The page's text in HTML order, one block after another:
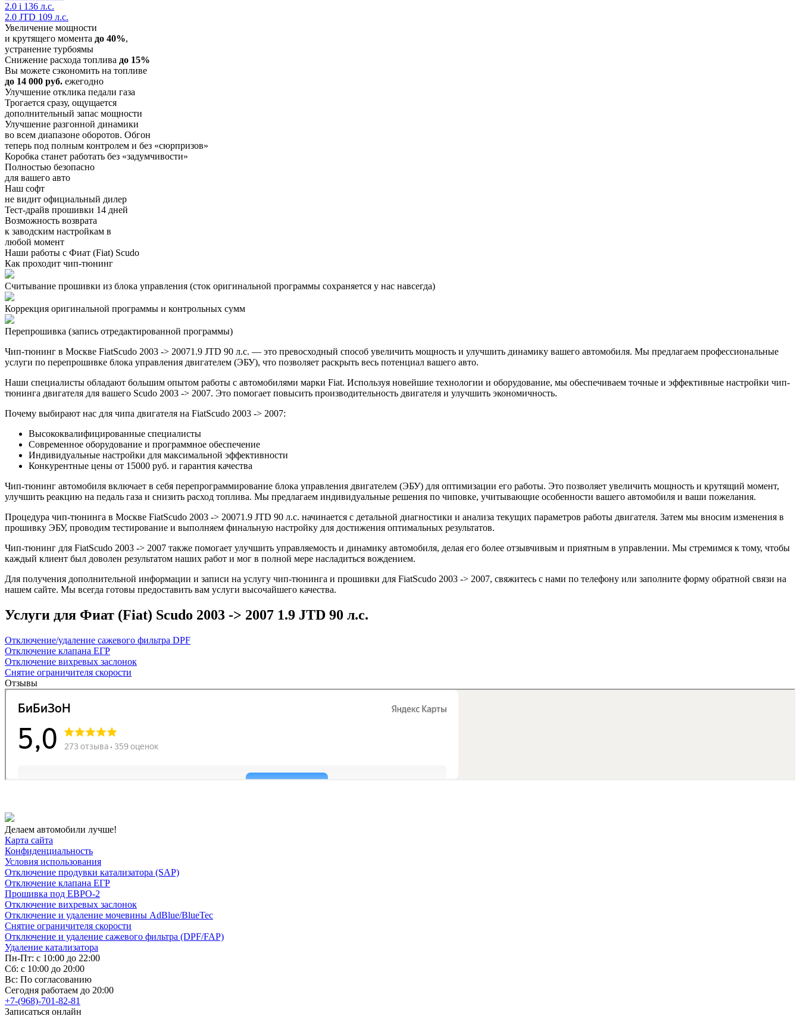
2.0 i 136 л.с.
2.0 JTD 109 л.с.
Увеличение мощности
и крутящего момента до 40%,
устранение турбоямы
Снижение расхода топлива до 15%
Вы можете сэкономить на топливе
до 14 000 руб. ежегодно
Улучшение отклика педали газа
Трогается сразу, ощущается
дополнительный запас мощности
Улучшение разгонной динамики
во всем диапазоне оборотов. Обгон
теперь под полным контролем и без «сюрпризов»
Коробка станет работать без «задумчивости»
Полностью безопасно
для вашего авто
Наш софт
не видит официальный дилер
Тест-драйв прошивки 14 дней
Возможность возврата
к заводским настройкам в
любой момент
Наши работы с Фиат (Fiat) Scudo
Как проходит чип-тюнинг
Считывание прошивки из блока управления (сток оригинальной программы сохраняется у нас навсегда)
Коррекция оригинальной программы и контрольных сумм
Перепрошивка (запись отредактированной программы)
Чип-тюнинг в Москве FiatScudo 2003 -> 20071.9 JTD 90 л.с. — это превосходный способ увеличить мощность и улучшить динамику вашего автомобиля. Мы предлагаем профессиональные
услуги по перепрошивке блока управления двигателем (ЭБУ), что позволяет раскрыть весь потенциал вашего авто.
Наши специалисты обладают большим опытом работы с автомобилями марки Fiat. Используя новейшие технологии и оборудование, мы обеспечиваем точные и эффективные настройки чип-
тюнинга двигателя для вашего Scudo 2003 -> 2007. Это помогает повысить производительность двигателя и улучшить экономичность.
Почему выбирают нас для чипа двигателя на FiatScudo 2003 -> 2007:
Высококвалифицированные специалисты
Современное оборудование и программное обеспечение
Индивидуальные настройки для максимальной эффективности
Конкурентные цены от 15000 руб. и гарантия качества
Чип-тюнинг автомобиля включает в себя перепрограммирование блока управления двигателем (ЭБУ) для оптимизации его работы. Это позволяет увеличить мощность и крутящий момент,
улучшить реакцию на педаль газа и снизить расход топлива. Мы предлагаем индивидуальные решения по чиповке, учитывающие особенности вашего автомобиля и ваши пожелания.
Процедура чип-тюнинга в Москве FiatScudo 2003 -> 20071.9 JTD 90 л.с. начинается с детальной диагностики и анализа текущих параметров работы двигателя. Затем мы вносим изменения в
прошивку ЭБУ, проводим тестирование и выполняем финальную настройку для достижения оптимальных результатов.
Чип-тюнинг для FiatScudo 2003 -> 2007 также помогает улучшить управляемость и динамику автомобиля, делая его более отзывчивым и приятным в управлении. Мы стремимся к тому, чтобы
каждый клиент был доволен результатом наших работ и мог в полной мере насладиться вождением.
Для получения дополнительной информации и записи на услугу чип-тюнинга и прошивки для FiatScudo 2003 -> 2007, свяжитесь с нами по телефону или заполните форму обратной связи на
нашем сайте. Мы всегда готовы предоставить вам услуги высочайшего качества.
Услуги для Фиат (Fiat) Scudo 2003 -> 2007 1.9 JTD 90 л.с.
Отключение/удаление сажевого фильтра DPF
Отключение клапана ЕГР
Отключение вихревых заслонок
Снятие ограничителя скорости
Отзывы
Делаем автомобили лучше!
Карта сайта
Конфиденциальность
Условия использования
Отключение продувки катализатора (SAP)
Отключение клапана ЕГР
Прошивка под ЕВРО-2
Отключение вихревых заслонок
Отключение и удаление мочевины AdBlue/BlueTec
Снятие ограничителя скорости
Отключение и удаление сажевого фильтра (DPF/FAP)
Удаление катализатора
Пн-Пт: с 10:00 до 22:00
Сб: с 10:00 до 20:00
Вс: По согласованию
Сегодня работаем до 20:00
+7-(968)-701-82-81
Записаться онлайн